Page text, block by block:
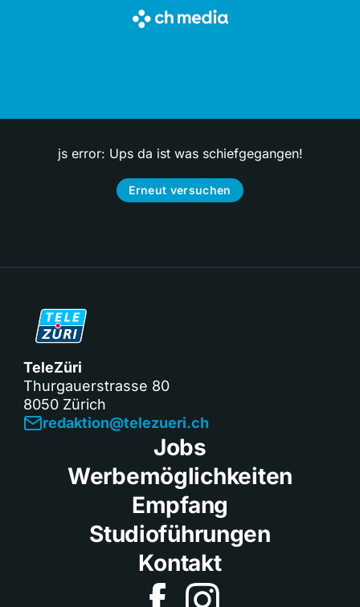
js error: Ups da ist was schiefgegangen!
Erneut versuchen
TeleZüri
Thurgauerstrasse 80
8050 Zürich
redaktion@telezueri.ch
Jobs
Werbemöglichkeiten
Empfang
Studioführungen
Kontakt